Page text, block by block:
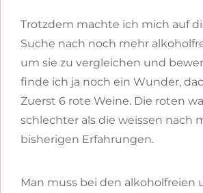
Trotzdem machte ich mich auf
Suche nach noch mehr
um sie zu vergleichen und
finde ich ja noch ein Wunder,
Zuerst 6 rote Weine. Die roten
schlechter als die weissen nach
bisherigen Erfahrungen.
Man muss bei den alkoholfreien